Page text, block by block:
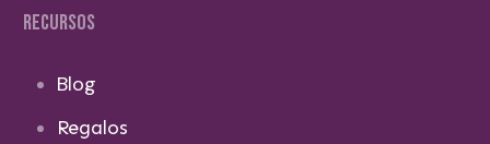
RECURSOS
Blog
Regalos